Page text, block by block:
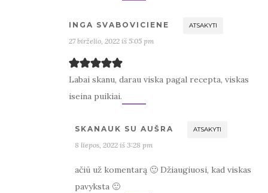
INGA SVABOVICIENE ATSAKYTI
27 birželio, 2022 iš 5:05 pm
Labai skanu, darau viska pagal recepta, viskas
iseina puikiai.
SKANAUK SU AUŠRA ATSAKYTI
8 liepos, 2022 iš 3:28 pm
ačiū už komentarą 🙂 Džiaugiuosi, kad viskas
pavyksta 🙂